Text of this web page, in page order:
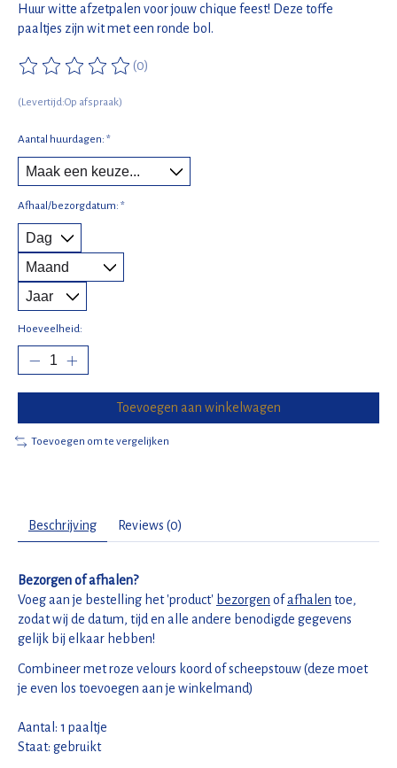
Huur witte afzetpalen voor jouw chique feest! Deze toffe
paaltjes zijn wit met een ronde bol.
De beoordeling van dit product is
(0)
(Levertijd:Op afspraak)
Aantal huurdagen: *
Afhaal/bezorgdatum: *
Hoeveelheid:
Toevoegen aan winkelwagen
Toevoegen om te vergelijken
Beschrijving Reviews (0)
Bezorgen of afhalen?
Voeg aan je bestelling het 'product' bezorgen ofafhalen toe,
zodat wij de datum, tijd en alle andere benodigde gegevens
gelijk bij elkaar hebben!
Combineer met roze velours koord of scheepstouw (deze moet
je even los toevoegen aan je winkelmand)
Aantal: 1 paaltje
Staat: gebruikt